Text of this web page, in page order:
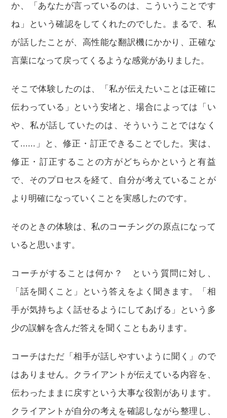
か、「あなたが言っているのは、こういうことです
ね」という確認をしてくれたのでした。まるで、私
が話したことが、高性能な翻訳機にかかり、正確な
言葉になって戻ってくるような感覚がありました。
そこで体験したのは、「私が伝えたいことは正確に
伝わっている」という安堵と、場合によっては「い
や、私が話していたのは、そういうことではなく
て......」と、修正・訂正できることでした。実は、
修正・訂正することの方がどちらかというと有益
で、そのプロセスを経て、自分が考えていることが
より明確になっていくことを実感したのです。
そのときの体験は、私のコーチングの原点になって
いると思います。
コーチがすることは何か？ という質問に対し、
「話を聞くこと」という答えをよく聞きます。「相
手が気持ちよく話せるようにしてあげる」という多
少の誤解を含んだ答えを聞くこともあります。
コーチはただ「相手が話しやすいように聞く」ので
はありません。クライアントが伝えている内容を、
伝わったままに戻すという大事な役割があります。
クライアントが自分の考えを確認しながら整理し、